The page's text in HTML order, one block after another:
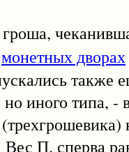
монетных дворах
также
иного типа,
(трехгрошевика)
П. сперва